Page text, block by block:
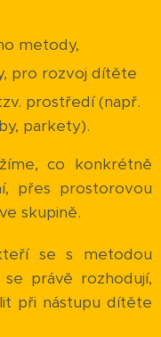
metody,
pro rozvoj dítěte
prostředí (např.
parkety).
co konkrétně
přes prostorovou
skupině.
se s metodou
právě rozhodují,
při nástupu dítěte